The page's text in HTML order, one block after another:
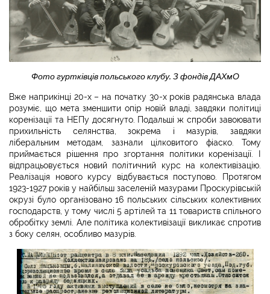
Фото гуртківців польського клубу. З фондів ДАХмО
Вже наприкінці 20-х – на початку 30-х років радянська влада
розуміє, що мета зменшити опір новій владі, завдяки політиці
коренізації та НЕПу досягнуто. Подальші ж спроби завоювати
прихильність селянства, зокрема і мазурів, завдяки
ліберальним методам, зазнали цілковитого фіаско. Тому
приймається рішення про згортання політики коренізації. І
відпрацьовується новий політичний курс на колективізацію.
Реалізація нового курсу відбувається поступово. Протягом
1923-1927 років у найбільш заселеній мазурами Проскурівській
окрузі було організовано 16 польських сільських колективних
господарств, у тому числі 5 артілей та 11 товариств спільного
обробітку землі. Але політика колективізації викликає спротив
з боку селян, особливо мазурів.